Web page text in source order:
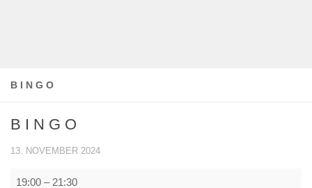
B I N G O
B I N G O
13. NOVEMBER 2024
19:00 – 21:30